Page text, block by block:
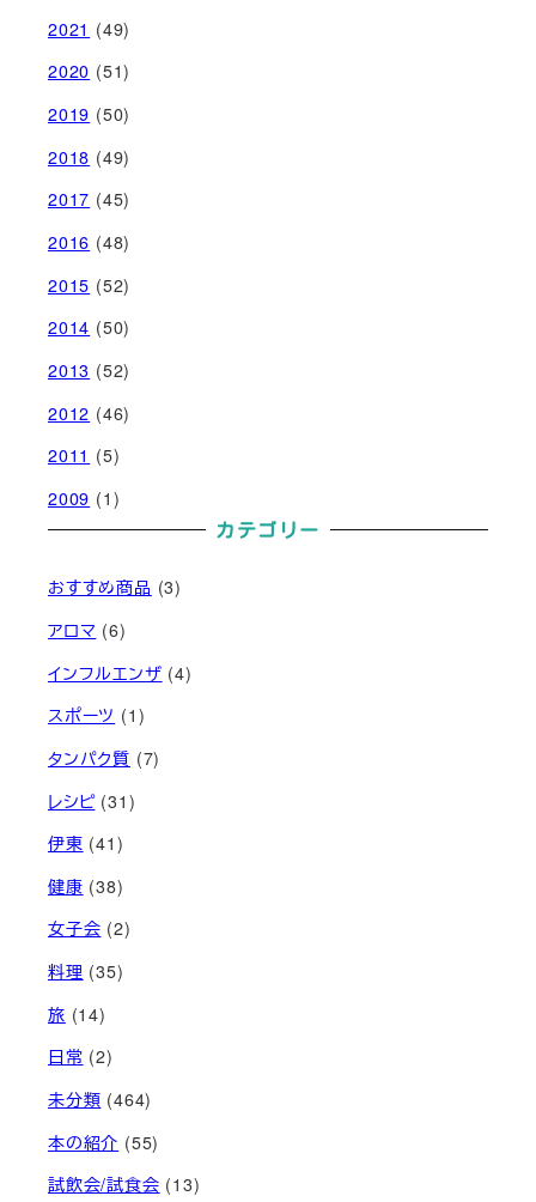
2021 (49)
2020 (51)
2019 (50)
2018 (49)
2017 (45)
2016 (48)
2015 (52)
2014 (50)
2013 (52)
2012 (46)
2011 (5)
2009 (1)
カテゴリー
おすすめ商品 (3)
アロマ (6)
インフルエンザ (4)
スポーツ (1)
タンパク質 (7)
レシピ(31)
伊東 (41)
健康 (38)
女子会 (2)
料理 (35)
旅 (14)
日常 (2)
未分類 (464)
本の紹介 (55)
試飲会/試食会 (13)